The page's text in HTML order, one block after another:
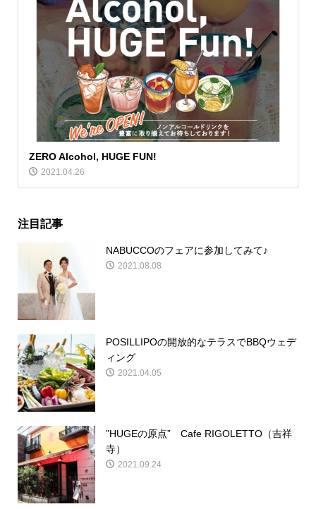
ZERO Alcohol, HUGE FUN!
2021.04.26
注目記事
NABUCCOのフェアに参加してみて♪
2021.08.08
POSILLIPOの開放的なテラスでBBQウェデ
ィング
2021.04.05
”HUGEの原点” Cafe RIGOLETTO（吉祥
寺）
2021.09.24